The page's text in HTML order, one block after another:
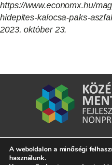
https://www.economx.hu/
hidepites-kalocsa-paks-
2023. október 23.
7020 Dunaföldvár,
A weboldalon a minőségi
használunk.